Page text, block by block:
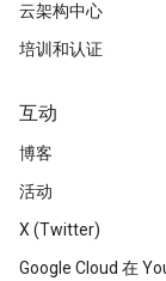
云架构中心
培训和认证
互动
博客
活动
X (Twitter)
Google Cloud 在